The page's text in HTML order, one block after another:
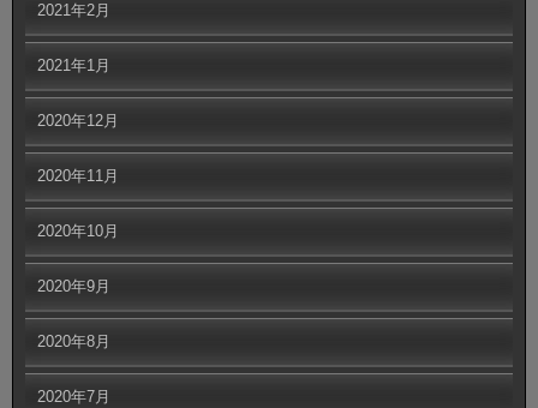
2021年2月
2021年1月
2020年12月
2020年11月
2020年10月
2020年9月
2020年8月
2020年7月